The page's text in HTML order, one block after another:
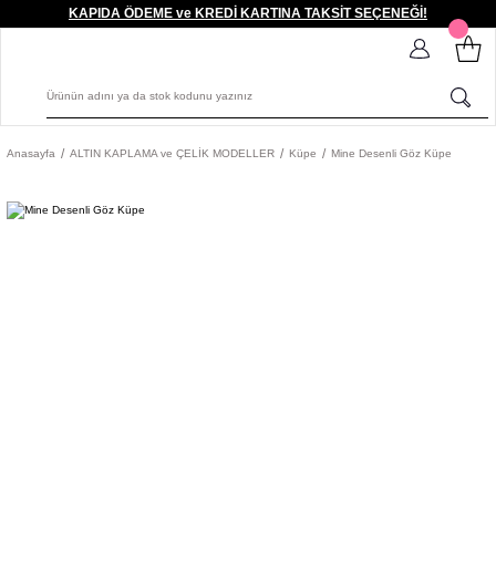
KAPIDA ÖDEME ve KREDİ KARTINA TAKSİT SEÇENEĞİ!
Anasayfa ALTIN KAPLAMA ve ÇELİK MODELLER Küpe Mine Desenli Göz Küpe